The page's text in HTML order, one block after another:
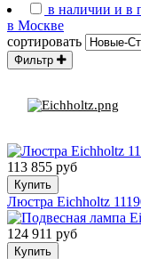
в наличии и в
в Москве
сортировать
Фильтр
113 855 руб
Купить
Люстра Eichholtz
124 911 руб
Купить